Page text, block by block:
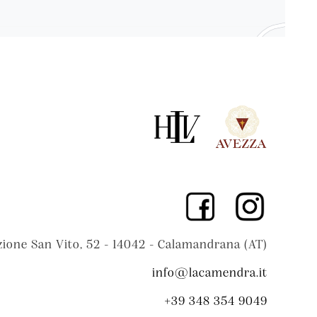
San Vito, 52 - 14042 - Calamandrana (AT)
info@lacamendra.it
+39 348 354 9049